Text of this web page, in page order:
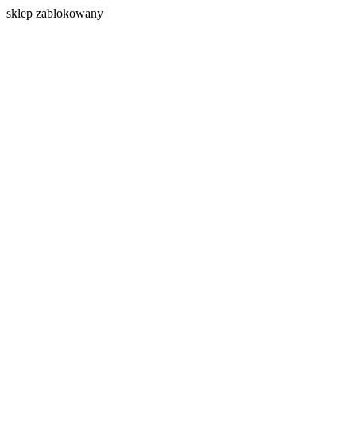
sklep zablokowany